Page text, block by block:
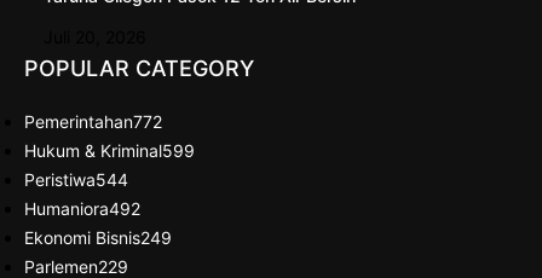
POPULAR CATEGORY
Pemerintahan772
Hukum & Kriminal599
Peristiwa544
Humaniora492
Ekonomi Bisnis249
Parlemen229